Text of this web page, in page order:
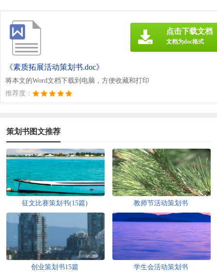
《素质拓展活动策划书.doc》
将本文的Word文档下载到电脑，方便收藏和打印
推荐度：
点击下载文档
文档为doc格式
策划书图文推荐
征文比赛策划书(15篇) 教师节活动策划书
创业策划书15篇 学生会活动策划书